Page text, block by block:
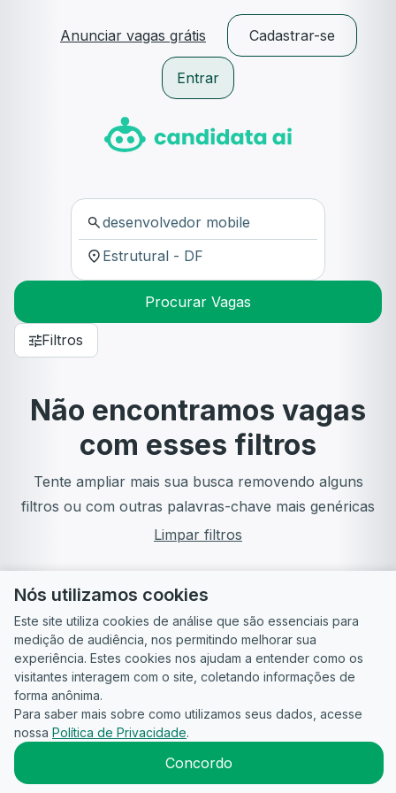
Anunciar vagas grátis Cadastrar-se
Entrar
Procurar Vagas
Filtros
Não encontramos vagas
com esses filtros
Tente ampliar mais sua busca removendo alguns
filtros ou com outras palavras-chave mais genéricas
Limpar filtros
Guia do
Candidato
Para
empresas
Política de
Privacidade
Termos
2026CandidataAI
Nós utilizamos cookies
Este site utiliza cookies de análise que são essenciais para
medição de audiência, nos permitindo melhorar sua
experiência. Estes cookies nos ajudam a entender como os
visitantes interagem com o site, coletando informações de
forma anônima.
Para saber mais sobre como utilizamos seus dados, acesse
nossa Política de Privacidade.
Concordo